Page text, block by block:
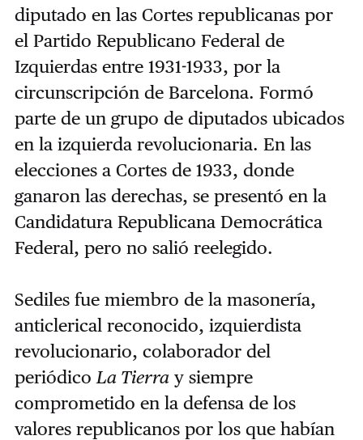
diputado en las Cortes republicanas por
el Partido Republicano Federal de
Izquierdas entre 1931-1933, por la
circunscripción de Barcelona. Formó
parte de un grupo de diputados ubicados
en la izquierda revolucionaria. En las
elecciones a Cortes de 1933, donde
ganaron las derechas, se presentó en la
Candidatura Republicana Democrática
Federal, pero no salió reelegido.
Sediles fue miembro de la masonería,
anticlerical reconocido, izquierdista
revolucionario, colaborador del
periódico La Tierray siempre
comprometido en la defensa de los
valores republicanos por los que habían